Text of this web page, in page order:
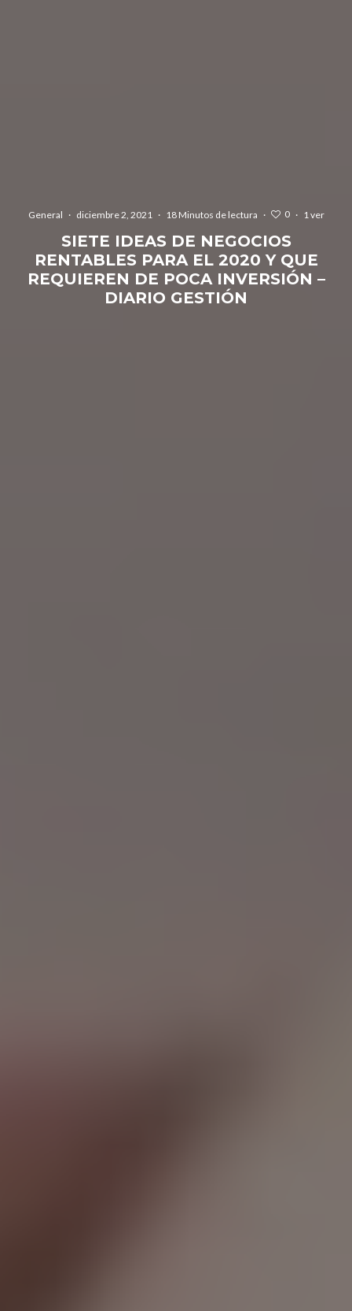
General · diciembre 2, 2021 · 18 Minutos de lectura · 0 · 1 ver
SIETE IDEAS DE NEGOCIOS
RENTABLES PARA EL 2020 Y QUE
REQUIEREN DE POCA INVERSIÓN –
DIARIO GESTIÓN